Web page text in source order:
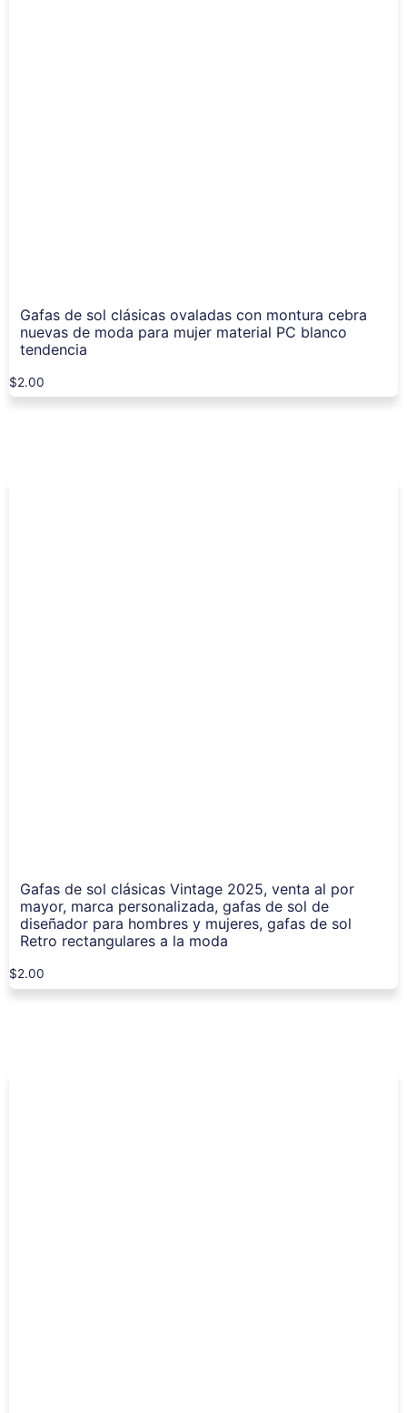
Gafas de sol clásicas ovaladas con montura cebra
nuevas de moda para mujer material PC blanco
tendencia
$2.00
Gafas de sol clásicas Vintage 2025, venta al por
mayor, marca personalizada, gafas de sol de
diseñador para hombres y mujeres, gafas de sol
Retro rectangulares a la moda
$2.00